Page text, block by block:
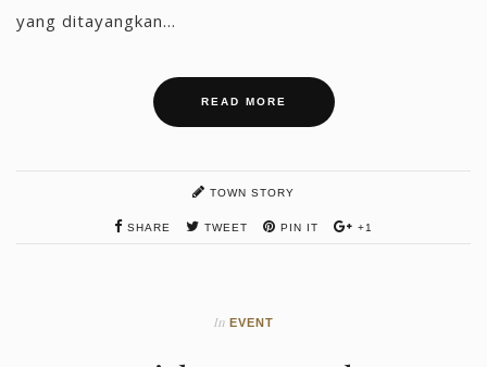
yang ditayangkan...
READ MORE
TOWN STORY
SHARE TWEET PIN IT +1
In EVENT